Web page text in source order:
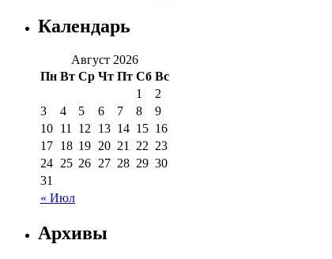
Календарь
Август 2026
Пн Вт Ср Чт Пт Сб Вс
« Июл
1
2
3
4 5 6 7 8
9
10 11 12 13 14 15 16
17 18 19 20 21 22 23
24 25 26 27 28 29 30
31
Архивы